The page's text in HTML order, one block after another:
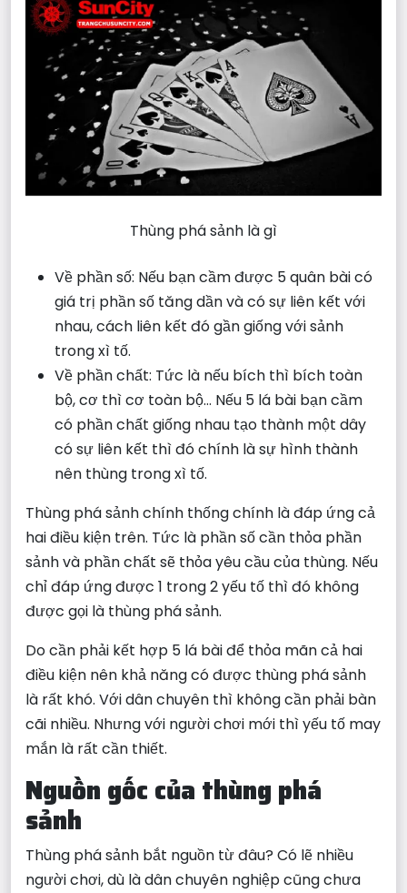
Thùng phá sảnh là gì
Về phần số: Nếu bạn cầm được 5 quân bài có
giá trị phần số tăng dần và có sự liên kết với
nhau, cách liên kết đó gần giống với sảnh
trong xì tố.
Về phần chất: Tức là nếu bích thì bích toàn
bộ, cơ thì cơ toàn bộ… Nếu 5 lá bài bạn cầm
có phần chất giống nhau tạo thành một dây
có sự liên kết thì đó chính là sự hình thành
nên thùng trong xì tố.
Thùng phá sảnh chính thống chính là đáp ứng cả
hai điều kiện trên. Tức là phần số cần thỏa phần
sảnh và phần chất sẽ thỏa yêu cầu của thùng. Nếu
chỉ đáp ứng được 1 trong 2 yếu tố thì đó không
được gọi là thùng phá sảnh.
Do cần phải kết hợp 5 lá bài để thỏa mãn cả hai
điều kiện nên khả năng có được thùng phá sảnh
là rất khó. Với dân chuyên thì không cần phải bàn
cãi nhiều. Nhưng với người chơi mới thì yếu tố may
mắn là rất cần thiết.
Nguồn gốc của thùng phá
sảnh
Thùng phá sảnh bắt nguồn từ đâu? Có lẽ nhiều
người chơi, dù là dân chuyên nghiệp cũng chưa